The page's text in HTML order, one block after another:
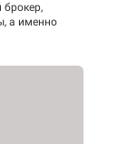
брокер,
а именно